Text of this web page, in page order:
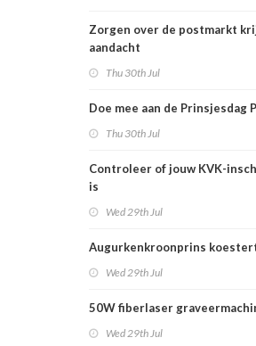
Zorgen over de postmarkt
aandacht
Thu 30th Jul
Doe mee aan de Prinsjesdag
Thu 30th Jul
Controleer of jouw KVK-
is
Wed 29th Jul
Augurkenkroonprins
Wed 29th Jul
50W fiberlaser
Wed 29th Jul